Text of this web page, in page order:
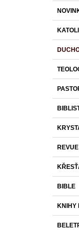
kategorie
K
A
T
E
G
O
R
E
BIBLE
KNIHY